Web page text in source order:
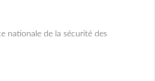
nationale de la sécurité des